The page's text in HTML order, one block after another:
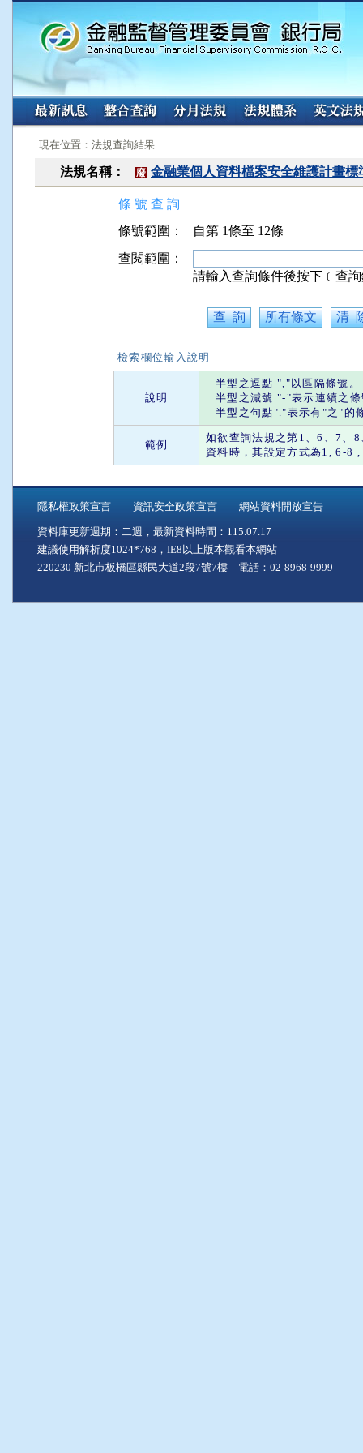
:::
現在位置：法規查詢結果
法規名稱： 廢 金融業個人資料檔案安全維護計畫標
條 號 查 詢
條號範圍：
自第 1條至 12條
查閱範圍：
請輸入查詢條件後按下﹝查
檢索欄位輸入說明
說明
半型之 逗點 ","以區隔條號。
半型之 減號 "-"表示連續之
半型之 句點"."表示有"之"的
範例
如欲查詢法規之第1、6、7、
資料時，其設定方式為1, 6-8
隱私權政策宣言 資訊安全政策宣言 網站資料開放宣告
資料庫更新週期：二週，最新資料時間：115.07.17
建議使用解析度1024*768，IE8以上版本觀看本網站
220230 新北市板橋區縣民大道2段7號7樓 電話：02-8968-9999